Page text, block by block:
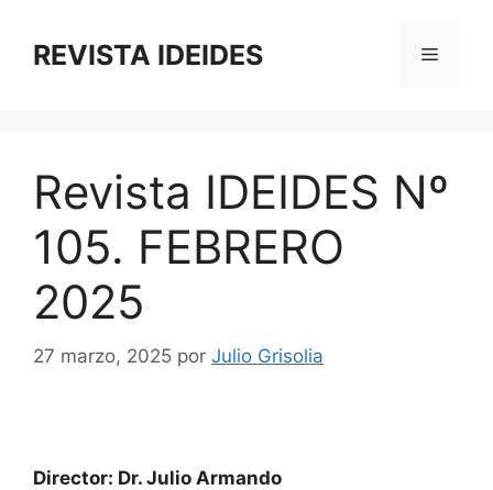
contenido
REVISTA IDEIDES Menú
Revista IDEIDES Nº
105. FEBRERO
2025
27 marzo, 2025 por Julio Grisolia
Director: Dr. Julio Armando